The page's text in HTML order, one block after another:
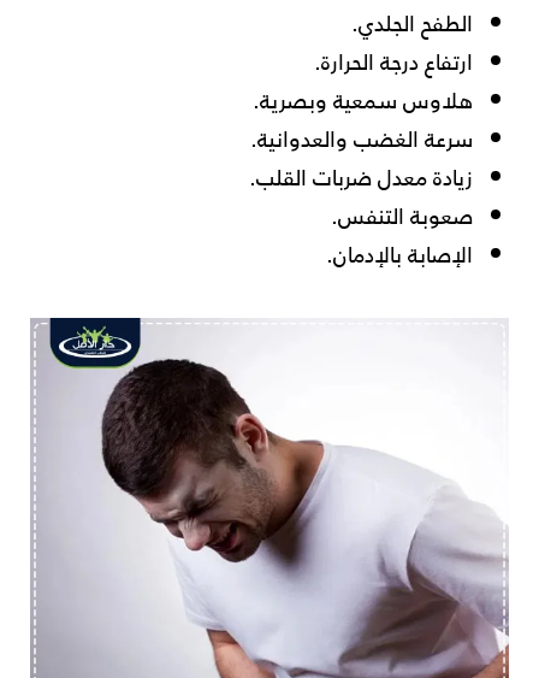
الطفح الجلدي.
ارتفاع درجة الحرارة.
هلاوس سمعية وبصرية.
سرعة الغضب والعدوانية.
زيادة معدل ضربات القلب.
صعوبة التنفس.
الإصابة بالإدمان.